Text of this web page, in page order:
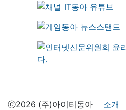
ⓒ2026 (주)아이티동아 소개